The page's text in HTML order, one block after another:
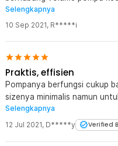
besar, yah, pompa yg banyak
awet
Selengkapnya
10 Sep 2021, R*****i
Praktis, effisien
Pompanya berfungsi cukup
sizenya minimalis namun
lainnya produk ringan,
Mantull..
Selengkapnya
12 Jul 2021, D*****y Verified